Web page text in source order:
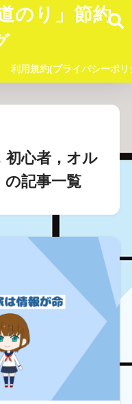
のり」節約
利用規約(プライバシーポリ
初心者，オル
の記事一覧